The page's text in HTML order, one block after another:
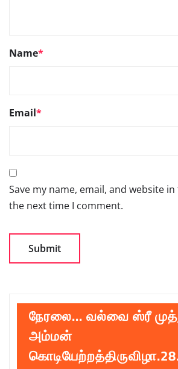
Name*
Email*
Save my name, email, and website
the next time I comment.
நேரலை… வல்வை ஸ்ரீ
அம்மன்